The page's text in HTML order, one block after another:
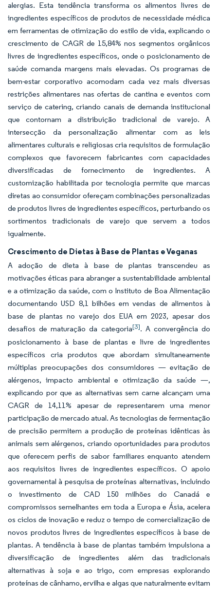
alergias. Esta tendência transforma os alimentos livres de
ingredientes específicos de produtos de necessidade médica
em ferramentas de otimização do estilo de vida, explicando o
crescimento de CAGR de 15,84% nos segmentos orgânicos
livres de ingredientes específicos, onde o posicionamento de
saúde comanda margens mais elevadas. Os programas de
bem-estar corporativo acomodam cada vez mais diversas
restrições alimentares nas ofertas de cantina e eventos com
serviço de catering, criando canais de demanda institucional
que contornam a distribuição tradicional de varejo. A
intersecção da personalização alimentar com as leis
alimentares culturais e religiosas cria requisitos de formulação
complexos que favorecem fabricantes com capacidades
diversificadas de fornecimento de ingredientes. A
customização habilitada por tecnologia permite que marcas
diretas ao consumidor ofereçam combinações personalizadas
de produtos livres de ingredientes específicos, perturbando os
sortimentos tradicionais de varejo que servem a todos
igualmente.
Crescimento de Dietas à Base de Plantas e Veganas
A adoção de dieta à base de plantas transcendeu as
motivações éticas para abranger a sustentabilidade ambiental
e a otimização da saúde, com o Instituto de Boa Alimentação
documentando USD 8,1 bilhões em vendas de alimentos à
base de plantas no varejo dos EUA em 2023, apesar dos
desafios de maturação da categoria[3]. A convergência do
posicionamento à base de plantas e livre de ingredientes
específicos cria produtos que abordam simultaneamente
múltiplas preocupações dos consumidores — evitação de
alérgenos, impacto ambiental e otimização da saúde —,
explicando por que as alternativas sem carne alcançam uma
CAGR de 14,11% apesar de representarem uma menor
participação de mercado atual. As tecnologias de fermentação
de precisão permitem a produção de proteínas idênticas às
animais sem alérgenos, criando oportunidades para produtos
que oferecem perfis de sabor familiares enquanto atendem
aos requisitos livres de ingredientes específicos. O apoio
governamental à pesquisa de proteínas alternativas, incluindo
o investimento de CAD 150 milhões do Canadá e
compromissos semelhantes em toda a Europa e Ásia, acelera
os ciclos de inovação e reduz o tempo de comercialização de
novos produtos livres de ingredientes específicos à base de
plantas. A tendência à base de plantas também impulsiona a
diversificação de ingredientes além das tradicionais
alternativas à soja e ao trigo, com empresas explorando
proteínas de cânhamo, ervilha e algas que naturalmente evitam